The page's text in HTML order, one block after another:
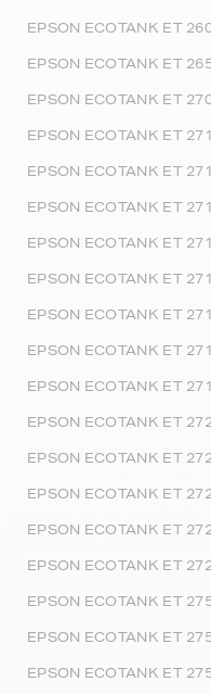
EPSON ECOTANK ET
EPSON ECOTANK ET
EPSON ECOTANK ET
EPSON ECOTANK ET
EPSON ECOTANK ET
EPSON ECOTANK ET
EPSON ECOTANK ET
EPSON ECOTANK ET
EPSON ECOTANK ET
EPSON ECOTANK ET
EPSON ECOTANK ET
EPSON ECOTANK ET
EPSON ECOTANK ET
EPSON ECOTANK ET
EPSON ECOTANK ET
EPSON ECOTANK ET
EPSON ECOTANK ET
EPSON ECOTANK ET
EPSON ECOTANK ET